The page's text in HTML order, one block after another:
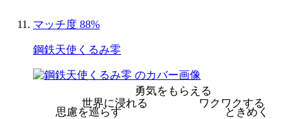
マッチ度 88%
鋼鉄天使くるみ零
勇気をもらえる
ワクワクする
ときめく
思慮を巡らす
世界に浸れる